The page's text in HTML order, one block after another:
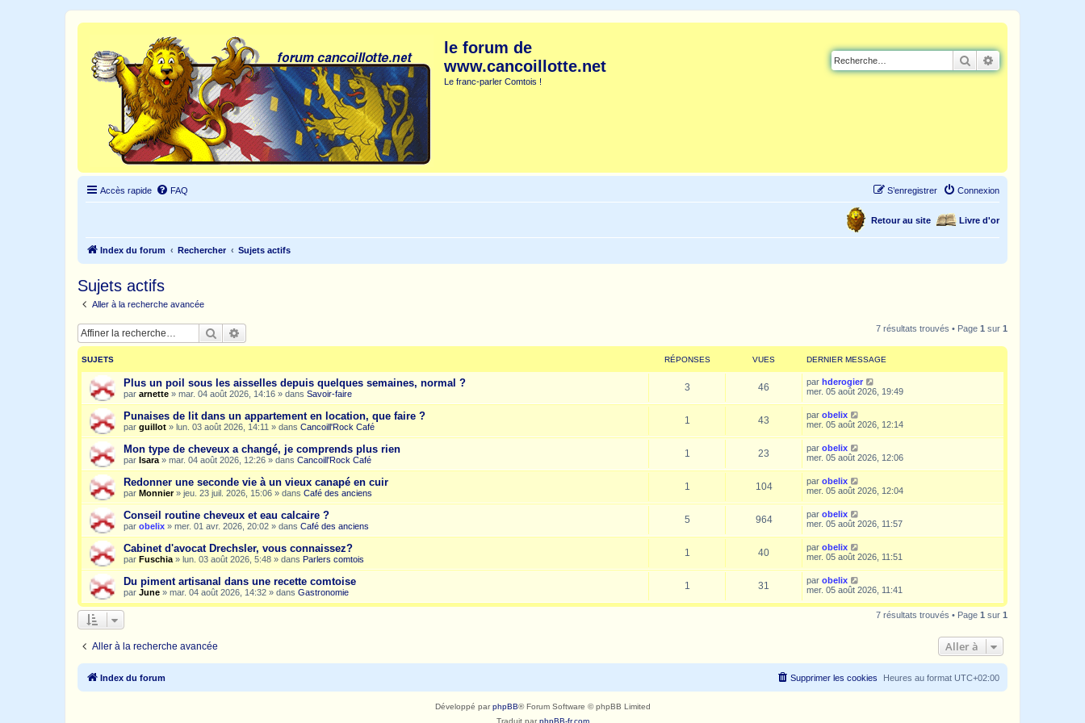
le forum de
www.cancoillotte.net
Le franc-parler Comtois !
Rechercher
Accès rapide FAQ Connexion
S’enregistrer
Livre d'or
Retour au site
Index du forum Rechercher Sujets actifs
Sujets actifs
Aller à la recherche avancée
Rechercher 7 résultats trouvés • Page 1 sur 1
SUJETS RÉPONSES VUES DERNIER MESSAGE
Plus un poil sous les aisselles depuis quelques semaines, normal ?
par arnette » mar. 04 août 2026, 14:16 » dans Savoir-faire
3 46 par hderogier
mer. 05 août 2026, 19:49
Punaises de lit dans un appartement en location, que faire ?
par guillot » lun. 03 août 2026, 14:11 » dans Cancoill'Rock Café
1 43 par obelix
mer. 05 août 2026, 12:14
Mon type de cheveux a changé, je comprends plus rien
par Isara » mar. 04 août 2026, 12:26 » dans Cancoill'Rock Café
1 23 par obelix
mer. 05 août 2026, 12:06
Redonner une seconde vie à un vieux canapé en cuir
par Monnier» jeu. 23 juil. 2026, 15:06 » dans Café des anciens
1 104 par obelix
mer. 05 août 2026, 12:04
Conseil routine cheveux et eau calcaire ?
par obelix » mer. 01 avr. 2026, 20:02 » dans Café des anciens
5 964 par obelix
mer. 05 août 2026, 11:57
Cabinet d'avocat Drechsler, vous connaissez?
par Fuschia » lun. 03 août 2026, 5:48 » dans Parlers comtois
1 40 par obelix
mer. 05 août 2026, 11:51
Du piment artisanal dans une recette comtoise
par June » mar. 04 août 2026, 14:32 » dans Gastronomie
1 31 par obelix
mer. 05 août 2026, 11:41
7 résultats trouvés • Page 1 sur 1
Aller à la recherche avancée Aller à
Index du forum Heures au format UTC+02:00
Supprimer les cookies
Développé parphpBB® Forum Software © phpBB Limited
Traduit parphpBB-fr.com